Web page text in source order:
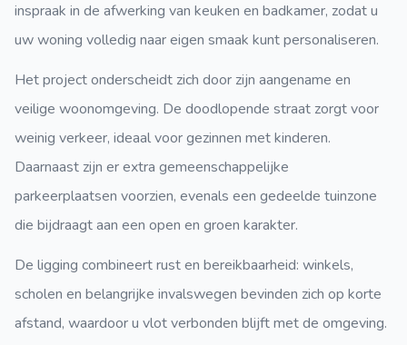
inspraak in de afwerking van keuken en badkamer, zodat u
uw woning volledig naar eigen smaak kunt personaliseren.
Het project onderscheidt zich door zijn aangename en
veilige woonomgeving. De doodlopende straat zorgt voor
weinig verkeer, ideaal voor gezinnen met kinderen.
Daarnaast zijn er extra gemeenschappelijke
parkeerplaatsen voorzien, evenals een gedeelde tuinzone
die bijdraagt aan een open en groen karakter.
De ligging combineert rust en bereikbaarheid: winkels,
scholen en belangrijke invalswegen bevinden zich op korte
afstand, waardoor u vlot verbonden blijft met de omgeving.